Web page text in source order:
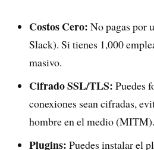
Costos Cero: No pagas por
Slack). Si tienes 1,000
masivo.
Cifrado SSL/TLS: Puedes
conexiones sean cifradas,
hombre en el medio
Plugins: Puedes instalar el